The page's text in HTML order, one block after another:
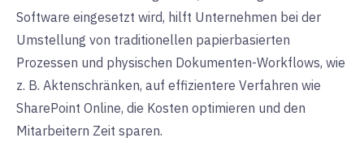
Software eingesetzt wird, hilft Unternehmen bei der
Umstellung von traditionellen papierbasierten
Prozessen und physischen Dokumenten-Workflows, wie
z. B. Aktenschränken, auf effizientere Verfahren wie
SharePoint Online, die Kosten optimieren und den
Mitarbeitern Zeit sparen.